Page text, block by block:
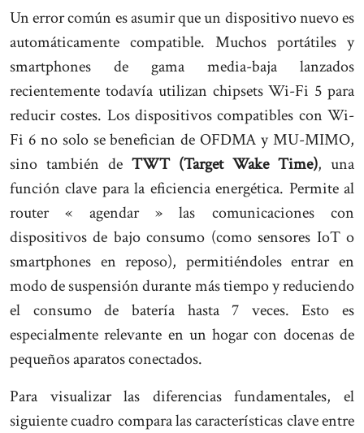
Un error común es asumir que un dispositivo nuevo es
automáticamente compatible. Muchos portátiles y
smartphones de gama media-baja lanzados
recientemente todavía utilizan chipsets Wi-Fi 5 para
reducir costes. Los dispositivos compatibles con Wi-
Fi 6 no solo se benefician de OFDMA y MU-MIMO,
sino también de TWT (Target Wake Time), una
función clave para la eficiencia energética. Permite al
router « agendar » las comunicaciones con
dispositivos de bajo consumo (como sensores IoT o
smartphones en reposo), permitiéndoles entrar en
modo de suspensión durante más tiempo y reduciendo
el consumo de batería hasta 7 veces. Esto es
especialmente relevante en un hogar con docenas de
pequeños aparatos conectados.
Para visualizar las diferencias fundamentales, el
siguiente cuadro compara las características clave entre